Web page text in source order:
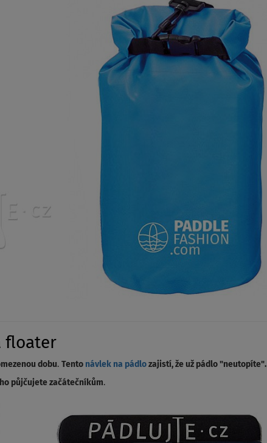
floater
dobu. Tento návlek na pádlo zajistí, že už pádlo "neutopíte".
půjčujete začátečníkům.